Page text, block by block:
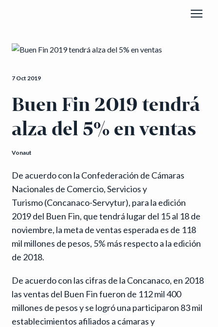
7 Oct 2019
Buen Fin 2019 tendrá
alza del 5% en ventas
Vonaut
De acuerdo con la Confederación de Cámaras
Nacionales de Comercio, Servicios y
Turismo (Concanaco-Servytur), para la edición
2019 del Buen Fin, que tendrá lugar del 15 al 18 de
noviembre, la meta de ventas esperada es de 118
mil millones de pesos, 5% más respecto a la edición
de 2018.
De acuerdo con las cifras de la Concanaco, en 2018
las ventas del Buen Fin fueron de 112 mil 400
millones de pesos y se logró una participaron 83 mil
establecimientos afiliados a cámaras y